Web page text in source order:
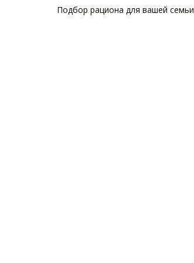
Подбор рациона для вашей семьи